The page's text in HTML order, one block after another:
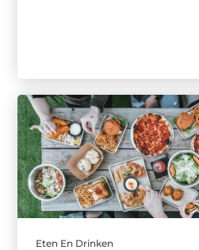
Eten En Drinken